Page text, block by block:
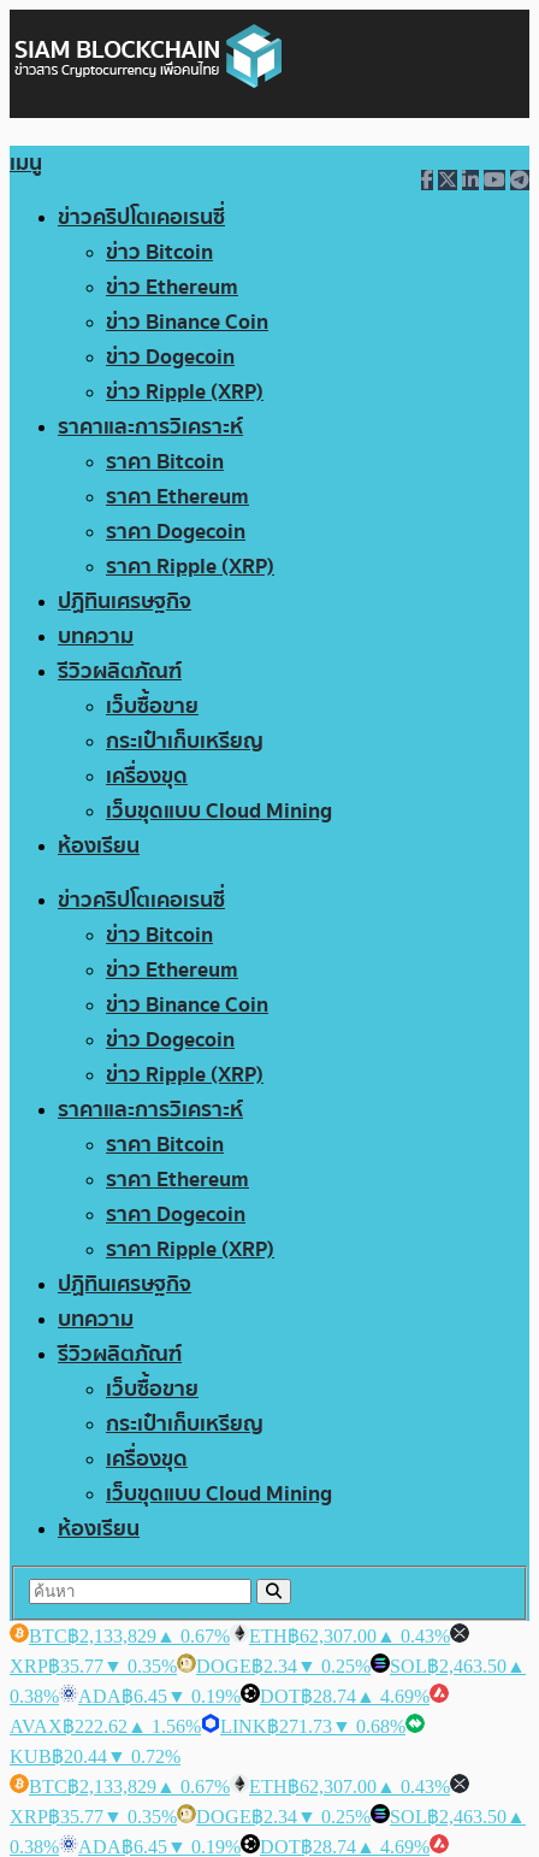
เมนู
ข่าวคริปโตเคอเรนซี่
ข่าว Bitcoin
ข่าว Ethereum
ข่าว Binance Coin
ข่าว Dogecoin
ข่าว Ripple (XRP)
ราคาและการวิเคราะห์
ราคา Bitcoin
ราคา Ethereum
ราคา Dogecoin
ราคา Ripple (XRP)
ปฏิทินเศรษฐกิจ
บทความ
รีวิวผลิตภัณฑ์
เว็บซื้อขาย
กระเป๋าเก็บเหรียญ
เครื่องขุด
เว็บขุดแบบ Cloud Mining
ห้องเรียน
ข่าวคริปโตเคอเรนซี่
ข่าว Bitcoin
ข่าว Ethereum
ข่าว Binance Coin
ข่าว Dogecoin
ข่าว Ripple (XRP)
ราคาและการวิเคราะห์
ราคา Bitcoin
ราคา Ethereum
ราคา Dogecoin
ราคา Ripple (XRP)
ปฏิทินเศรษฐกิจ
บทความ
รีวิวผลิตภัณฑ์
เว็บซื้อขาย
กระเป๋าเก็บเหรียญ
เครื่องขุด
เว็บขุดแบบ Cloud Mining
ห้องเรียน
BTC฿2,133,829 ▲ 0.67% ETH฿62,307.00 ▲ 0.43%
XRP฿35.77▼ 0.35% DOGE฿2.34▼ 0.25% SOL฿2,463.50 ▲
0.38%
ADA฿6.45▼ 0.19% DOT฿28.74 ▲ 4.69%
AVAX฿222.62 ▲ 1.56% LINK฿271.73▼ 0.68%
KUB฿20.44▼ 0.72%
BTC฿2,133,829 ▲ 0.67% ETH฿62,307.00 ▲ 0.43%
XRP฿35.77▼ 0.35% DOGE฿2.34▼ 0.25% SOL฿2,463.50 ▲
0.38%
ADA฿6.45▼ 0.19% DOT฿28.74 ▲ 4.69%